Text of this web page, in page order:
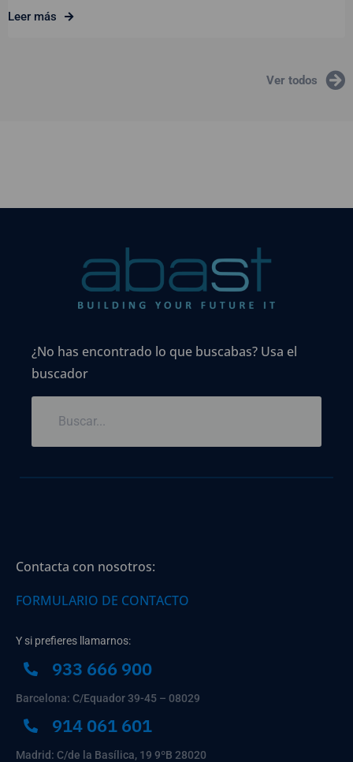
Leer más
Ver todos
¿No has encontrado lo que buscabas? Usa el
buscador
Contacta con nosotros:
FORMULARIO DE CONTACTO
Y si prefieres llamarnos:
933 666 900
Barcelona: C/Equador 39-45 – 08029
914 061 601
Madrid: C/de la Basílica, 19 9ºB 28020